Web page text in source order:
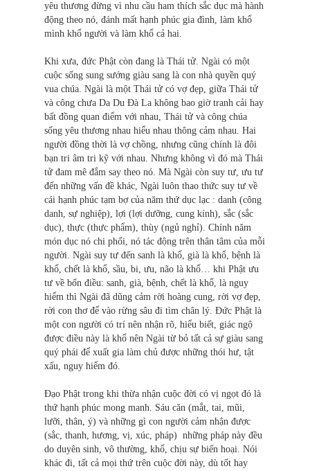
yêu thương đừng vì nhu cầu ham thích sắc dục mà hành
động theo nó, đánh mất hạnh phúc gia đình, làm khổ
mình khổ người và làm khổ cả hai.
Khi xưa, đức Phật còn đang là Thái tử. Ngài có một
cuộc sống sung sướng giàu sang là con nhà quyền quý
vua chúa. Ngài là một Thái tử có vợ đẹp, giữa Thái tử
và công chưa Da Du Đà La không bao giờ tranh cải hay
bất đồng quan điểm với nhau, Thái tử và công chúa
sống yêu thương nhau hiểu nhau thông cảm nhau. Hai
người đồng thời là vợ chồng, nhưng cũng chính là đôi
bạn tri âm tri kỹ với nhau. Nhưng không vì đó mà Thái
tử đam mê đắm say theo nó. Mà Ngài còn suy tư, ưu tư
đến những vấn đề khác, Ngài luôn thao thức suy tư về
cái hạnh phúc tạm bợ của năm thứ dục lạc : danh (công
danh, sự nghiệp), lợi (lợi dưỡng, cung kính), sắc (sắc
dục), thực (thực phẩm), thùy (ngủ nghỉ). Chính năm
món dục nó chi phối, nó tác động trên thân tâm của mỗi
người. Ngài suy tư đến sanh là khổ, già là khổ, bệnh là
khổ, chết là khổ, sầu, bi, ưu, não là khổ… khi Phật ưu
tư về bốn điều: sanh, già, bệnh, chết là khổ, là nguy
hiểm thì Ngài đã dũng cảm rời hoàng cung, rời vợ đẹp,
rời con thơ để vào rừng sâu đi tìm chân lý. Đức Phật là
một con người có trí nên nhận rõ, hiểu biết, giác ngộ
được điều này là khổ nên Ngài từ bỏ tất cả sự giàu sang
quý phái để xuất gia làm chủ được những thói hư, tật
xấu, nguy hiểm đó.
Đạo Phật trong khi thừa nhận cuộc đời có vị ngọt đó là
thứ hạnh phúc mong manh. Sáu căn (mắt, tai, mũi,
lưỡi, thân, ý) và những gì con người cảm nhận được
(sắc, thanh, hương, vị, xúc, pháp) những pháp này đều
do duyên sinh, vô thường, khổ, chịu sự biến hoại. Nói
khác đi, tất cả mọi thứ trên cuộc đời này, dù tốt hay